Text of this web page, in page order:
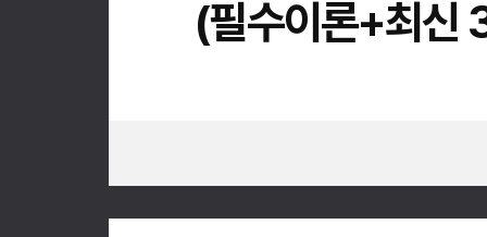
(필수이론+최신